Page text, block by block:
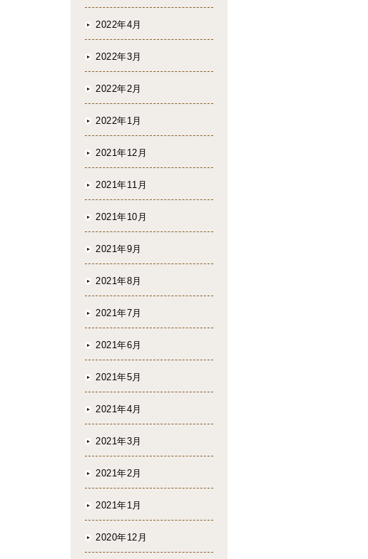
2022年4月
2022年3月
2022年2月
2022年1月
2021年12月
2021年11月
2021年10月
2021年9月
2021年8月
2021年7月
2021年6月
2021年5月
2021年4月
2021年3月
2021年2月
2021年1月
2020年12月